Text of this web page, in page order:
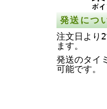
発送につ
注文日より
ます。
発送のタイ
可能です。